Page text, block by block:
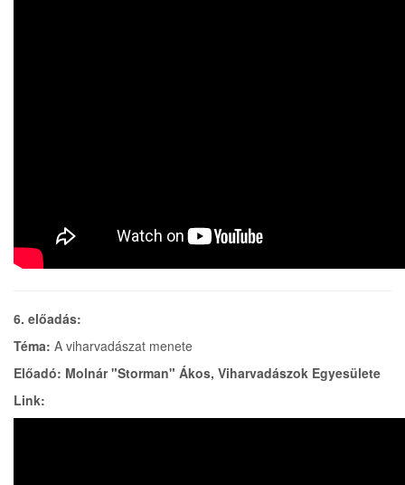
6. előadás:
Téma: A viharvadászat menete
Előadó: Molnár "Storman" Ákos, Viharvadászok Egyesülete
Link: